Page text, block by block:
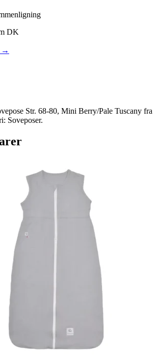
DK
→
Str. 68-80, Mini Berry/Pale Tuscany fra
Soveposer.